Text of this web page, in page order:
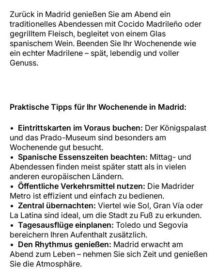
Zurück in Madrid genießen Sie am Abend ein
traditionelles Abendessen mit Cocido Madrileño oder
gegrilltem Fleisch, begleitet von einem Glas
spanischem Wein. Beenden Sie Ihr Wochenende wie
ein echter Madrilene – spät, lebendig und voller
Genuss.
Praktische Tipps für Ihr Wochenende in Madrid:
Eintrittskarten im Voraus buchen: Der Königspalast
und das Prado-Museum sind besonders am
Wochenende gut besucht.
Spanische Essenszeiten beachten: Mittag- und
Abendessen finden meist später statt als in vielen
anderen europäischen Ländern.
Öffentliche Verkehrsmittel nutzen: Die Madrider
Metro ist effizient und einfach zu bedienen.
Zentral übernachten: Viertel wie Sol, Gran Vía oder
La Latina sind ideal, um die Stadt zu Fuß zu erkunden.
Tagesausflüge einplanen: Toledo und Segovia
bereichern Ihren Aufenthalt zusätzlich.
Den Rhythmus genießen: Madrid erwacht am
Abend zum Leben – nehmen Sie sich Zeit und genießen
Sie die Atmosphäre.